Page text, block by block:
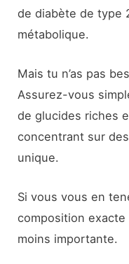
de diabète de type
métabolique.
Mais tu n’as pas
Assurez-vous
de glucides riches
concentrant sur
unique.
Si vous vous en
composition
moins importante.